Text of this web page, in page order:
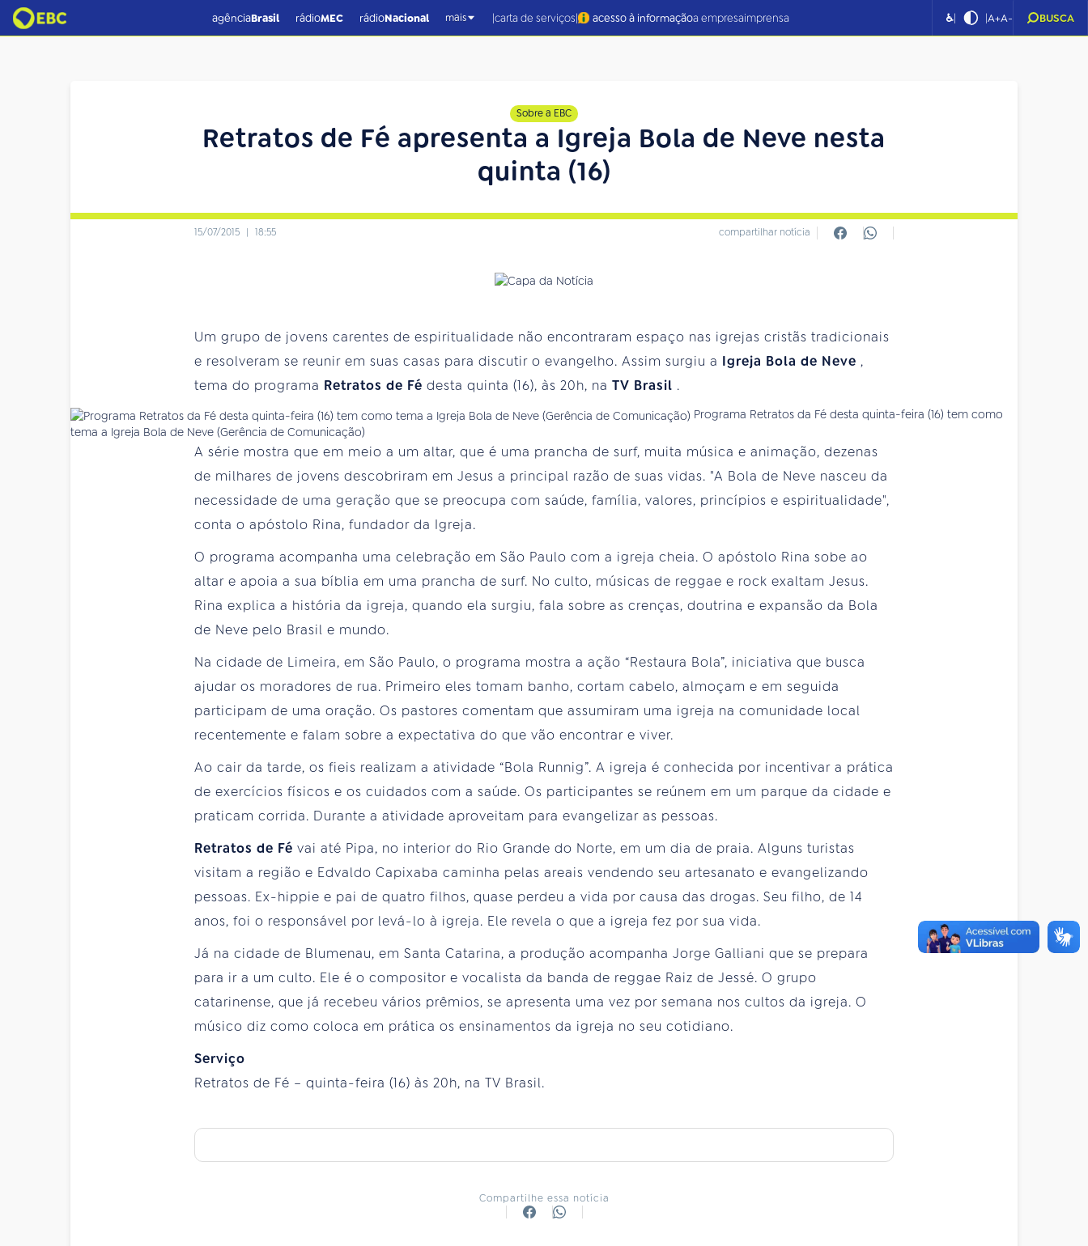
agênciaBrasil rádioMEC rádioNacional mais |carta de serviços| acesso à informaçãoa empresaimprensa ♿| |A+A- BUSCA
Sobre a EBC
Retratos de Fé apresenta a Igreja Bola de Neve nesta
quinta (16)
15/07/2015 | 18:55 compartilhar notícia
Um grupo de jovens carentes de espiritualidade não encontraram espaço nas igrejas cristãs tradicionais
e resolveram se reunir em suas casas para discutir o evangelho. Assim surgiu a Igreja Bola de Neve ,
tema do programa Retratos de Fé desta quinta (16), às 20h, na TV Brasil .
Programa Retratos da Fé desta quinta-feira (16) tem como
tema a Igreja Bola de Neve (Gerência de Comunicação)
A série mostra que em meio a um altar, que é uma prancha de surf, muita música e animação, dezenas
de milhares de jovens descobriram em Jesus a principal razão de suas vidas. "A Bola de Neve nasceu da
necessidade de uma geração que se preocupa com saúde, família, valores, princípios e espiritualidade",
conta o apóstolo Rina, fundador da Igreja.
O programa acompanha uma celebração em São Paulo com a igreja cheia. O apóstolo Rina sobe ao
altar e apoia a sua bíblia em uma prancha de surf. No culto, músicas de reggae e rock exaltam Jesus.
Rina explica a história da igreja, quando ela surgiu, fala sobre as crenças, doutrina e expansão da Bola
de Neve pelo Brasil e mundo.
Na cidade de Limeira, em São Paulo, o programa mostra a ação “Restaura Bola”, iniciativa que busca
ajudar os moradores de rua. Primeiro eles tomam banho, cortam cabelo, almoçam e em seguida
participam de uma oração. Os pastores comentam que assumiram uma igreja na comunidade local
recentemente e falam sobre a expectativa do que vão encontrar e viver.
Ao cair da tarde, os fieis realizam a atividade “Bola Runnig”. A igreja é conhecida por incentivar a prática
de exercícios físicos e os cuidados com a saúde. Os participantes se reúnem em um parque da cidade e
praticam corrida. Durante a atividade aproveitam para evangelizar as pessoas.
Retratos de Fé vai até Pipa, no interior do Rio Grande do Norte, em um dia de praia. Alguns turistas
visitam a região e Edvaldo Capixaba caminha pelas areais vendendo seu artesanato e evangelizando
pessoas. Ex-hippie e pai de quatro filhos, quase perdeu a vida por causa das drogas. Seu filho, de 14
anos, foi o responsável por levá-lo à igreja. Ele revela o que a igreja fez por sua vida.
Já na cidade de Blumenau, em Santa Catarina, a produção acompanha Jorge Galliani que se prepara
para ir a um culto. Ele é o compositor e vocalista da banda de reggae Raiz de Jessé. O grupo
catarinense, que já recebeu vários prêmios, se apresenta uma vez por semana nos cultos da igreja. O
músico diz como coloca em prática os ensinamentos da igreja no seu cotidiano.
Serviço
Retratos de Fé – quinta-feira (16) às 20h, na TV Brasil.
Compartilhe essa notícia